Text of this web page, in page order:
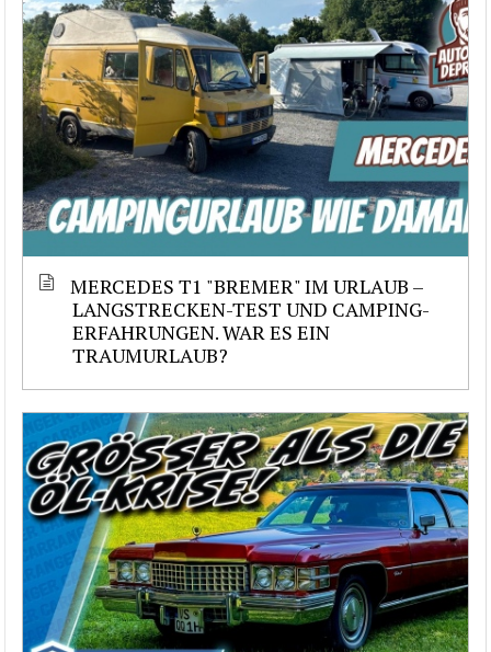
MERCEDES T1 "BREMER" IM URLAUB –
LANGSTRECKEN-TEST UND CAMPING-
ERFAHRUNGEN. WAR ES EIN
TRAUMURLAUB?